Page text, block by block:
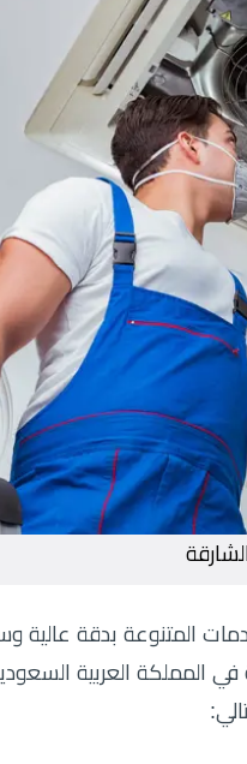
المتنوعة بدقة عالية
المملكة العربية